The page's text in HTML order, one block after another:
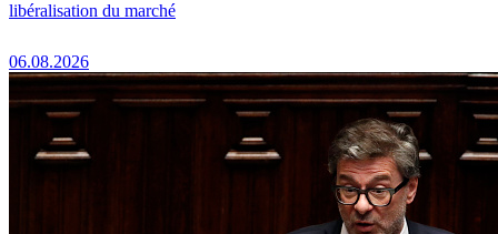
libéralisation du marché
06.08.2026